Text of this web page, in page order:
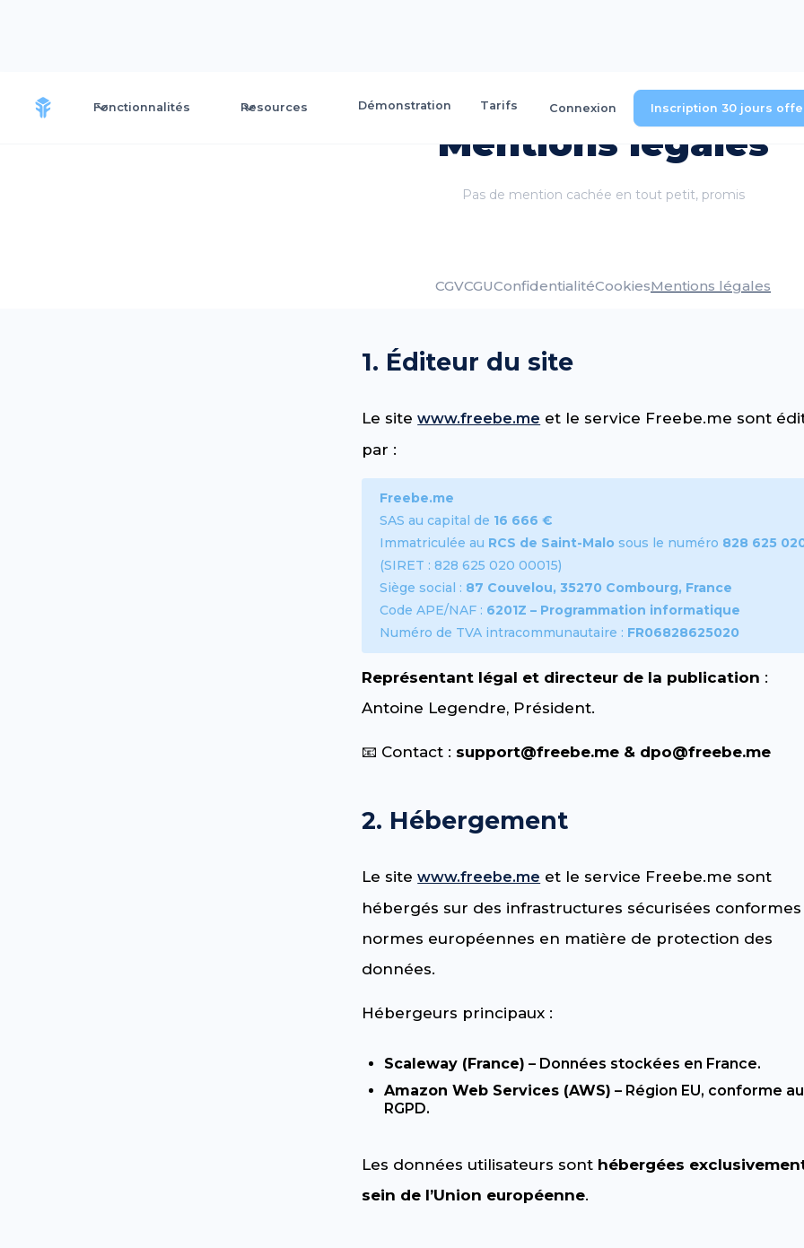
Fonctionnalités Resources Démonstration Tarifs Connexion Inscription 30 jours
Mentions légales
Pas de mention cachée en tout petit, promis
CGVCGUConfidentialitéCookiesMentions légales
1. Éditeur du site
Le sitewww.freebe.me et le service Freebe.me sont
par :
Freebe.me
SAS au capital de 16 666 €
Immatriculée au RCS de Saint-Malo sous le numéro 828 625
(SIRET : 828 625 020 00015)
Siège social : 87 Couvelou, 35270 Combourg, France
Code APE/NAF : 6201Z – Programmation informatique
Numéro de TVA intracommunautaire : FR06828625020
Représentant légal et directeur de la publication :
Antoine Legendre, Président.
📧 Contact : support@freebe.me & dpo@freebe.me
2. Hébergement
Le sitewww.freebe.me et le service Freebe.me sont
hébergés sur des infrastructures sécurisées conformes
normes européennes en matière de protection des
données.
Hébergeurs principaux :
Scaleway (France) – Données stockées en France.
Amazon Web Services (AWS) – Région EU, conforme au
RGPD.
Les données utilisateurs sont hébergées
sein de l’Union européenne.